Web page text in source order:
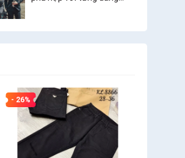
- 26%